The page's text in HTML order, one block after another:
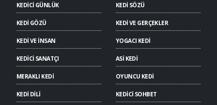
KEDİCİ GÜNLÜK KEDİ SÖZÜ
KEDİ GÖZÜ KEDİ VE GERÇEKLER
KEDİ VE İNSAN YOGACI KEDİ
KEDİCİ SANATÇI ASİ KEDİ
MERAKLI KEDİ OYUNCU KEDİ
KEDİ DİLİ KEDİCİ SOHBET